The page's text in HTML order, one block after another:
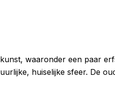
waaronder een paar
huiselijke sfeer. De